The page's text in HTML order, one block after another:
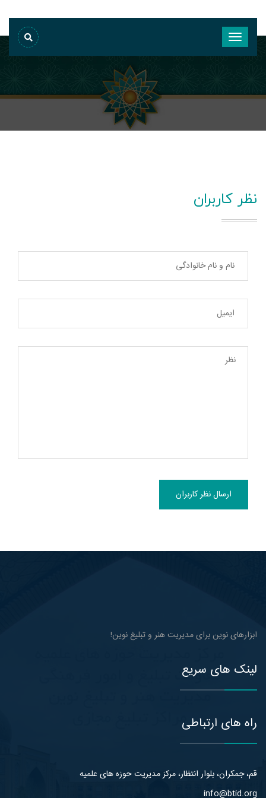
نظر کاربران
ارسال نظر کاربران
ابزارهای نوین برای مدیریت هنر و تبلیغ نوین!
لینک های سریع
راه های ارتباطی
قم، جمکران، بلوار انتظار، مرکز مدیریت حوزه های علمیه
info@btid.org